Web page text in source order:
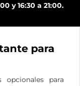
y 16:30 a 21:00.
para
para